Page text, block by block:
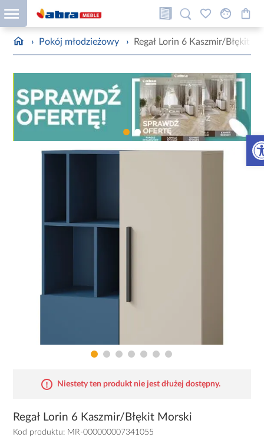
› Pokój młodzieżowy › Regał Lorin 6 Kaszmir/Błękit
Niestety ten produkt nie jest dłużej dostępny.
Regał Lorin 6 Kaszmir/Błękit Morski
Kod produktu: MR-000000007341055